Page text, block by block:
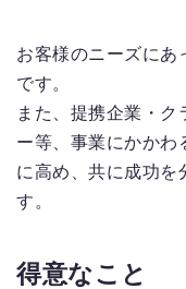
お客様のニーズにあ
です。
また、提携企業・
ー等、事業にかかわ
に高め、共に成功を
す。
得意なこと